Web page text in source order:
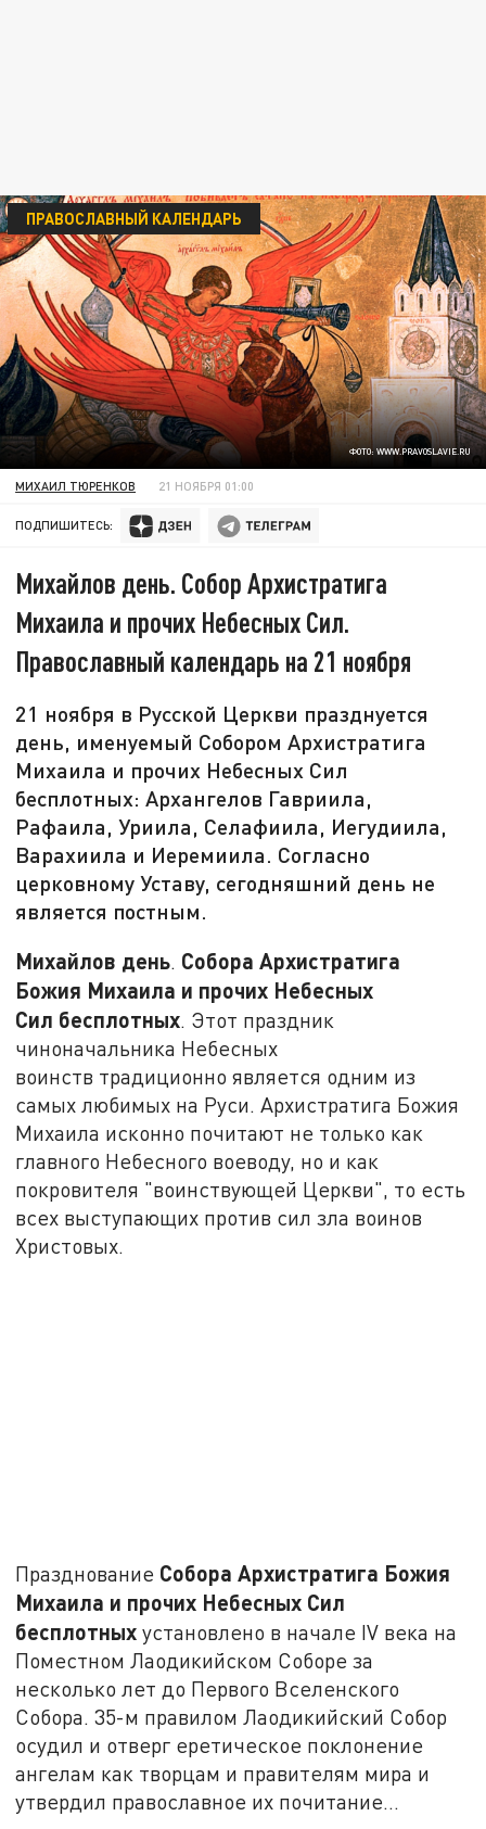
ФОТО: WWW.PRAVOSLAVIE.RU
ПРАВОСЛАВНЫЙ КАЛЕНДАРЬ
МИХАИЛ ТЮРЕНКОВ 21 НОЯБРЯ 01:00
ПОДПИШИТЕСЬ:
Михайлов день. Собор Архистратига
Михаила и прочих Небесных Сил.
Православный календарь на 21 ноября
21 ноября в Русской Церкви празднуется
день, именуемый Собором Архистратига
Михаила и прочих Небесных Сил
бесплотных: Архангелов Гавриила,
Рафаила, Уриила, Селафиила, Иегудиила,
Варахиила и Иеремиила. Согласно
церковному Уставу, сегодняшний день не
является постным.
Михайлов день. Собора Архистратига
Божия Михаила и прочих Небесных
Сил бесплотных. Этот праздник
чиноначальника Небесных
воинств традиционно является одним из
самых любимых на Руси. Архистратига Божия
Михаила исконно почитают не только как
главного Небесного воеводу, но и как
покровителя "воинствующей Церкви", то есть
всех выступающих против сил зла воинов
Христовых.
Празднование Собора Архистратига Божия
Михаила и прочих Небесных Сил
бесплотных установлено в начале IV века на
Поместном Лаодикийском Соборе за
несколько лет до Первого Вселенского
Собора. 35-м правилом Лаодикийский Собор
осудил и отверг еретическое поклонение
ангелам как творцам и правителям мира и
утвердил православное их почитание...